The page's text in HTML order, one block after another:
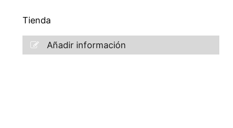
Tienda
Añadir información